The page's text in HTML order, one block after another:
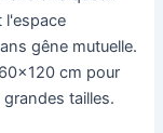
l'espace
gêne mutuelle.
cm pour
tailles.